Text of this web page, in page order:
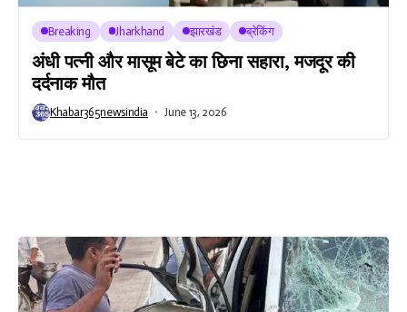
Breaking Jharkhand झारखंड ब्रेकिंग
अंधी पत्नी और मासूम बेटे का छिना सहारा, मजदूर की
दर्दनाक मौत
Khabar365newsindia June 13, 2026